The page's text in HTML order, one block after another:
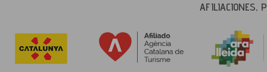
AFILIACIONES,